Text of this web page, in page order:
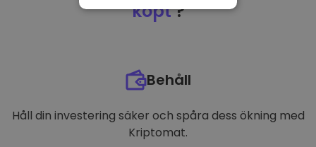
köpt?
Behåll
Håll din investering säker och spåra dess ökning med
Kriptomat.
PRESTANDA
FUNKTIONER